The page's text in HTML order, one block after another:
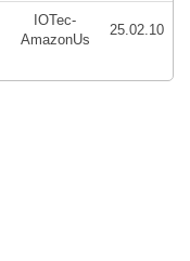
IOTec-
AmazonUs
25.02.10